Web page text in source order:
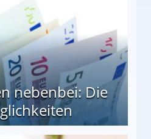
nebenbei: Die